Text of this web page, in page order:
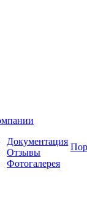
Документация
Отзывы
Фотогалерея